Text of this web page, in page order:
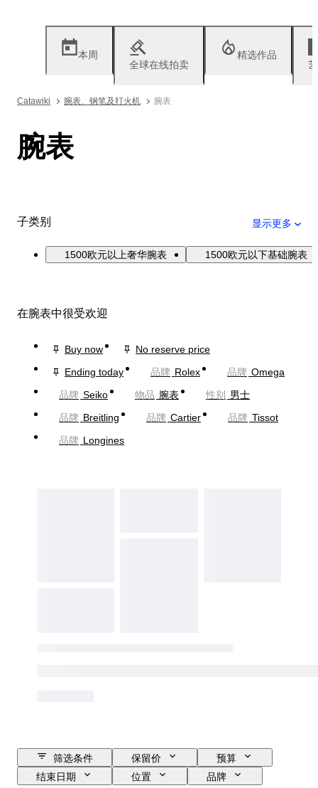
本周
全球在线拍卖
精选作品
Catawiki 腕表、钢笔及打火机 腕表
腕表
子类别 显示更多
1500欧元以上奢华腕表 1500欧元以下基础腕表
在腕表中很受欢迎
Buy now
No reserve price
Ending today
品牌 Rolex 品牌 Omega
品牌 Seiko 物品 腕表 性别
男士
品牌 Breitling 品牌 Cartier 品牌 Tissot
品牌 Longines
筛选条件 保留价
预算
结束日期
位置
品牌